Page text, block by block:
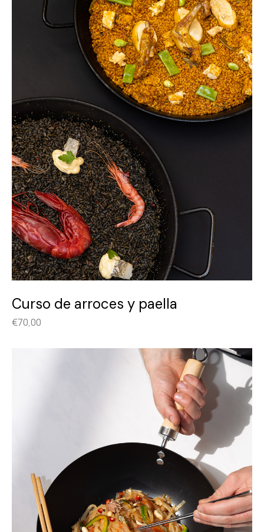
Curso de arroces y paella
€70,00